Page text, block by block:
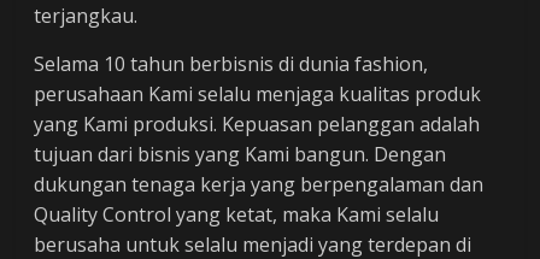
terjangkau.
Selama 10 tahun berbisnis di dunia fashion,
perusahaan Kami selalu menjaga kualitas produk
yang Kami produksi. Kepuasan pelanggan adalah
tujuan dari bisnis yang Kami bangun. Dengan
dukungan tenaga kerja yang berpengalaman dan
Quality Control yang ketat, maka Kami selalu
berusaha untuk selalu menjadi yang terdepan di